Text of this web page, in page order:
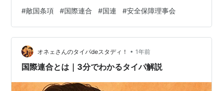
（米英仏露中）の軍事力を背景にした集団安全保障体制
です。これが一番大事な点です。 英語名がUnited
Nations（連合国）であること、軍事力の行使「国連軍」
は安保理全会一致が必要などからもその意図が分かりま
すし、前組織の国際連盟が崩壊したのは、軍事的な背景
#敵国条項 #国際連合 #国連 #安全保障理事会
オネェさんのタイパdeスタディ！ • 1年前
国際連合とは｜3分でわかるタイパ解説